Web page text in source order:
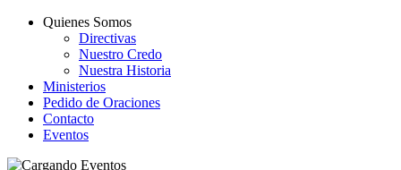
Quienes Somos
Directivas
Nuestro Credo
Nuestra Historia
Ministerios
Pedido de Oraciones
Contacto
Eventos